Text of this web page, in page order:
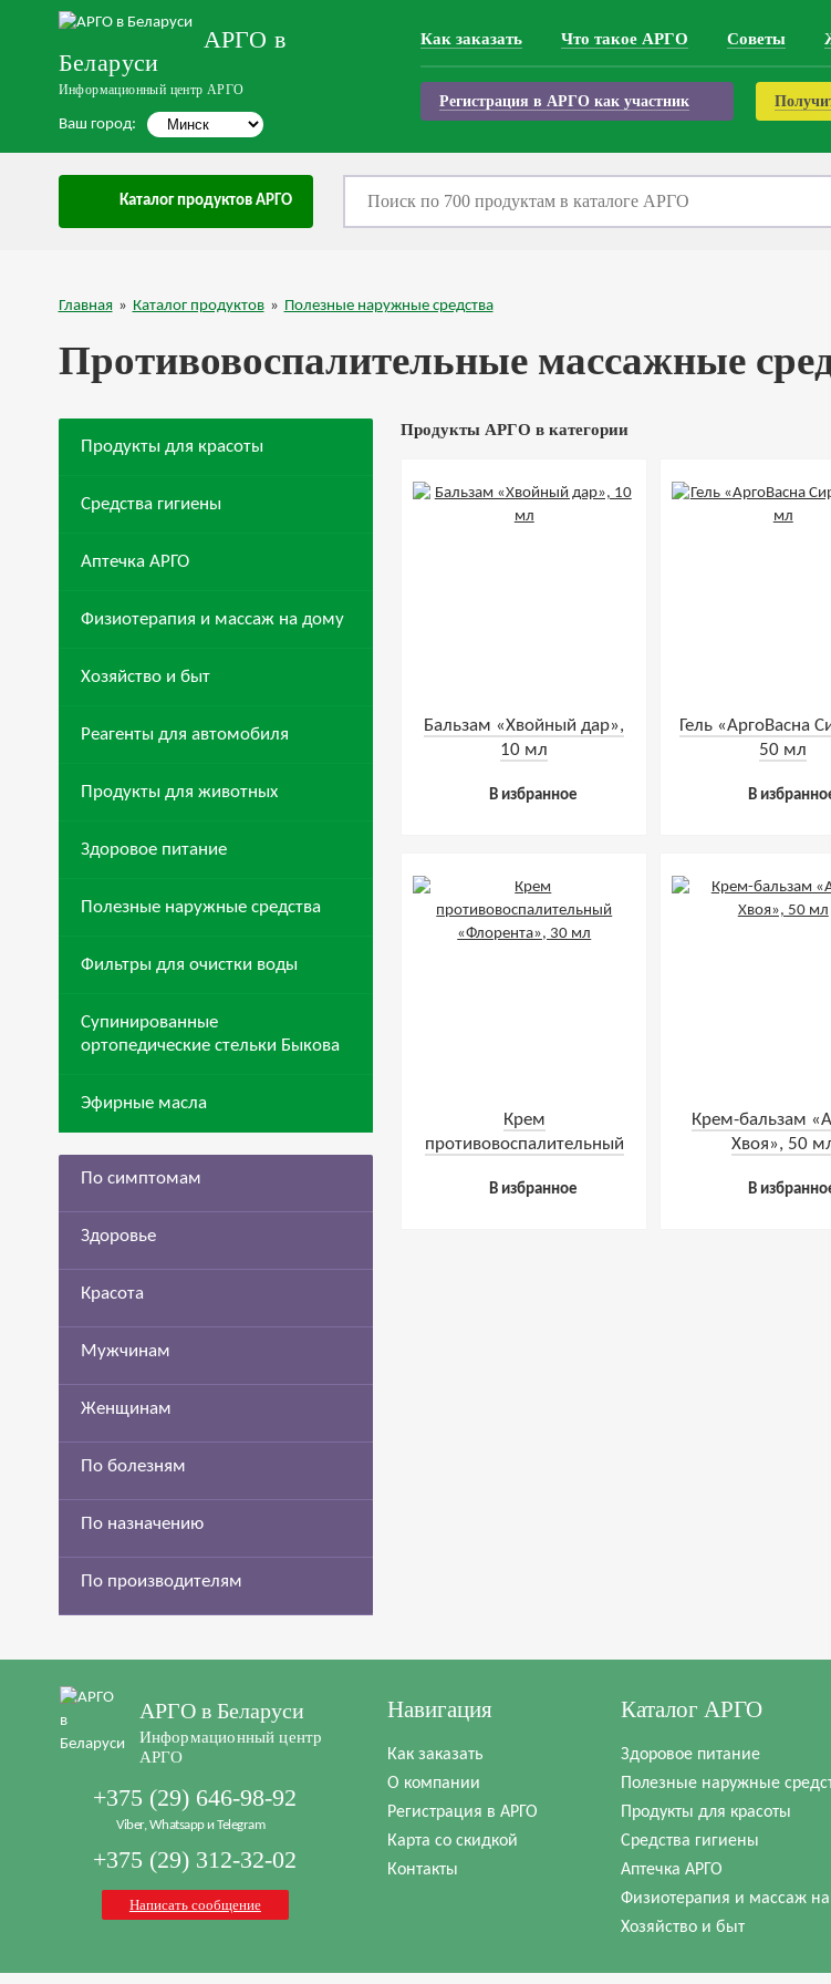
АРГО в
Беларуси
Информационный центр АРГО
Ваш город:
Как заказать Что такое АРГО Советы
Регистрация в АРГО как участник
Каталог продуктов АРГО
Главная » Каталог продуктов » Полезные наружные средства
Противовоспалительные массажные
Продукты АРГО в категории
Бальзам «Хвойный дар»,
10 мл
В избранное
Гель «АргоВасна
50 мл
В
Крем
противовоспалительный
В избранное
Крем-бальзам
Хвоя», 50
В
Продукты для красоты
Средства гигиены
Аптечка АРГО
Физиотерапия и массаж на дому
Хозяйство и быт
Реагенты для автомобиля
Продукты для животных
Здоровое питание
Полезные наружные средства
Фильтры для очистки воды
Супинированные
ортопедические стельки Быкова
Эфирные масла
По симптомам
Здоровье
Красота
Мужчинам
Женщинам
По болезням
По назначению
По производителям
АРГО в Беларуси
Информационный центр
АРГО
+375 (29) 646-98-92
Viber, Whatsapp и Telegram
+375 (29) 312-32-02
Написать сообщение
Навигация
Как заказать
О компании
Регистрация в АРГО
Карта со скидкой
Контакты
Каталог АРГО
Здоровое питание
Полезные наружные
Продукты для красоты
Средства гигиены
Аптечка АРГО
Физиотерапия и массаж
Хозяйство и быт